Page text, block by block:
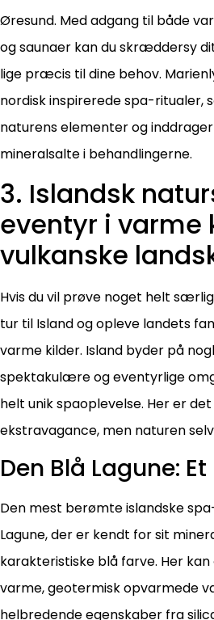
Øresund. Med adgang til både
og saunaer kan du skræddersy
lige præcis til dine behov.
nordisk inspirerede spa-ritualer,
naturens elementer og
mineralsalte i behandlingerne.
3. Islandsk
eventyr i varme
vulkanske
Hvis du vil prøve noget helt
tur til Island og opleve landets
varme kilder. Island byder på
spektakulære og eventyrlige
helt unik spaoplevelse. Her er det
ekstravagance, men naturen
Den Blå Lagune:
Den mest berømte islandske
Lagune, der er kendt for sit
karakteristiske blå farve. Her
varme, geotermisk opvarmede
helbredende egenskaber fra